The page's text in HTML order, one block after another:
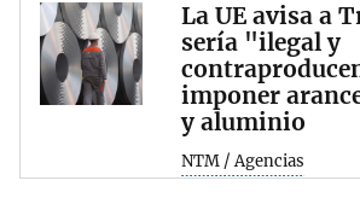
La UE avisa a
sería "ilegal y
imponer
y aluminio
NTM / Agencias